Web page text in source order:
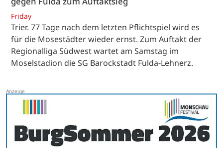
Friday
Trier. 77 Tage nach dem letzten Pflichtspiel wird es
für die Mosestädter wieder ernst. Zum Auftakt der
Regionalliga Südwest wartet am Samstag im
Moselstadion die SG Barockstadt Fulda-Lehnerz.